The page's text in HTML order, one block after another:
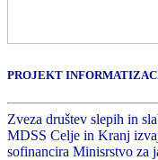
PROJEKT
Zveza društev slepih in
MDSS Celje in Kranj
sofinancira Minisrstvo za